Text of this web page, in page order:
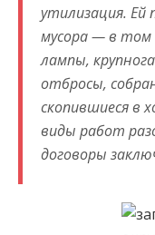
утилизация.
мусора — в том
лампы,
отбросы,
скопившиеся в
виды работ
договоры